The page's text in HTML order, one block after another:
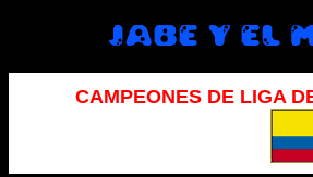
CAMPEONES DE LIGA